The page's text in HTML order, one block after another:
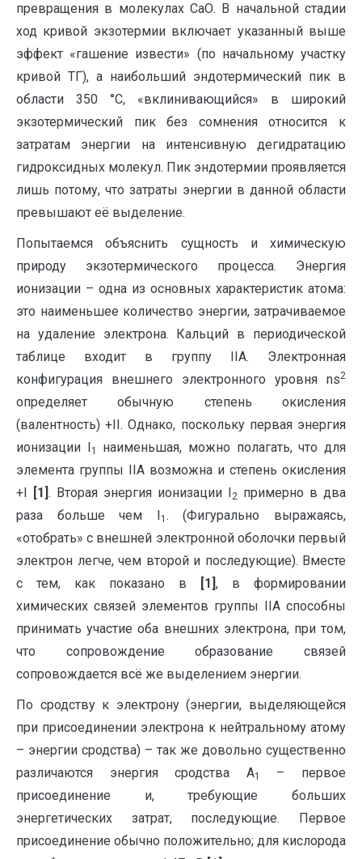
превращения в молекулах СаО. В начальной стадии
ход кривой экзотермии включает указанный выше
эффект «гашение извести» (по начальному участку
кривой ТГ), а наибольший эндотермический пик в
области 350 °С, «вклинивающийся» в широкий
экзотермический пик без сомнения относится к
затратам энергии на интенсивную дегидратацию
гидроксидных молекул. Пик эндотермии проявляется
лишь потому, что затраты энергии в данной области
превышают её выделение.
Попытаемся объяснить сущность и химическую
природу экзотермического процесса. Энергия
ионизации – одна из основных характеристик атома:
это наименьшее количество энергии, затрачиваемое
на удаление электрона. Кальций в периодической
таблице входит в группу IIА. Электронная
конфигурация внешнего электронного уровня ns2
определяет обычную степень окисления
(валентность) +II. Однако, поскольку первая энергия
ионизации I
1
наименьшая, можно полагать, что для
элемента группы IIА возможна и степень окисления
+I
[1] . Вторая энергия ионизации I 2 примерно в два
раза больше чем I
1 . (Фигурально выражаясь,
«отобрать» с внешней электронной оболочки первый
электрон легче, чем второй и последующие). Вместе
с тем, как показано в
[1] , в формировании
химических связей элементов группы IIА способны
принимать участие оба внешних электрона, при том,
что сопровождение образование связей
сопровождается всё же выделением энергии.
По сродству к электрону (энергии, выделяющейся
при присоединении электрона к нейтральному атому
– энергии сродства) – так же довольно существенно
различаются энергия сродства А1
– первое
присоединение и, требующие больших
энергетических затрат, последующие. Первое
присоединение обычно положительно; для кислорода